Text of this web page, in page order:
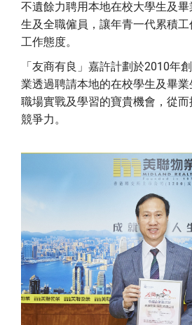
不遺餘力聘用本地在校大學生及
生及全職僱員，讓年青一代累積
工作態度。
「友商有良」嘉許計劃於2010年
業透過聘請本地的在校學生及畢
職場實戰及學習的寶貴機會，從
競爭力。